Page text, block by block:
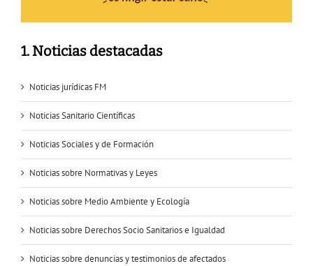
1. Noticias destacadas
Noticias jurídicas FM
Noticias Sanitario Científicas
Noticias Sociales y de Formación
Noticias sobre Normativas y Leyes
Noticias sobre Medio Ambiente y Ecología
Noticias sobre Derechos Socio Sanitarios e Igualdad
Noticias sobre denuncias y testimonios de afectados